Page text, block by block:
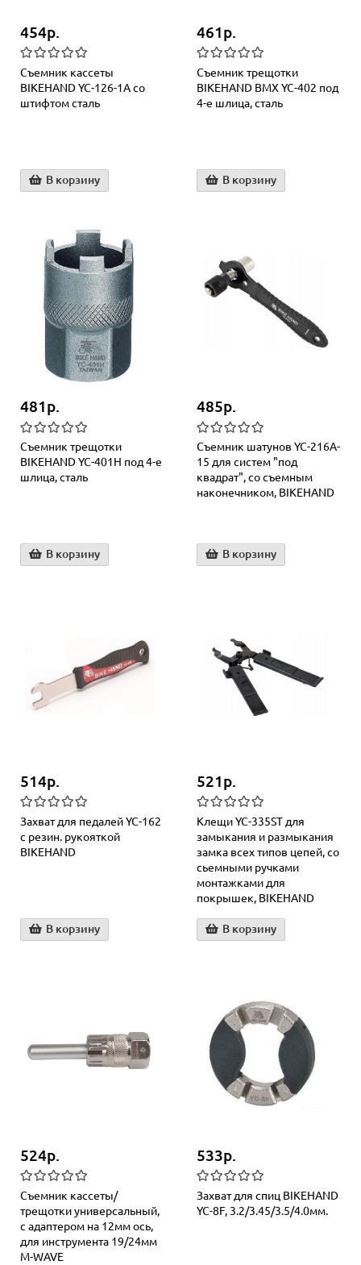
454р.
Съемник кассеты
BIKEHAND YC-126-1A со
штифтом сталь
В корзину
461р.
Съемник трещотки
BIKEHAND BMX YC-402 под
4-е шлица, сталь
В корзину
481р.
Съемник трещотки
BIKEHAND YC-401H под 4-е
шлица, сталь
В корзину
485р.
Съемник шатунов YC-216A-
15 для систем "под
квадрат", со съемным
наконечником, BIKEHAND
В корзину
514р.
Захват для педалей YC-162
с резин. рукояткой
BIKEHAND
В корзину
521р.
Клещи YC-335ST для
замыкания и размыкания
замка всех типов цепей, со
сьемными ручками
монтажками для
покрышек, BIKEHAND
В корзину
524р.
Съемник кассеты/
трещотки универсальный,
с адаптером на 12мм ось,
для инструмента 19/24мм
M-WAVE
533р.
Захват для спиц BIKEHAND
YC-8F, 3.2/3.45/3.5/4.0мм.